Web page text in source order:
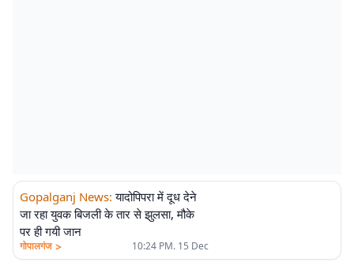
Gopalganj News: यादोपिपरा में दूध देने
जा रहा युवक बिजली के तार से झुलसा, मौके
पर ही गयी जान
गोपालगंज > 10:24 PM. 15 Dec